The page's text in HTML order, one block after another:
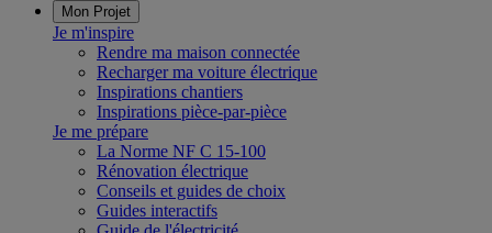
Mon Projet
Je m'inspire
Rendre ma maison connectée
Recharger ma voiture électrique
Inspirations chantiers
Inspirations pièce-par-pièce
Je me prépare
La Norme NF C 15-100
Rénovation électrique
Conseils et guides de choix
Guides interactifs